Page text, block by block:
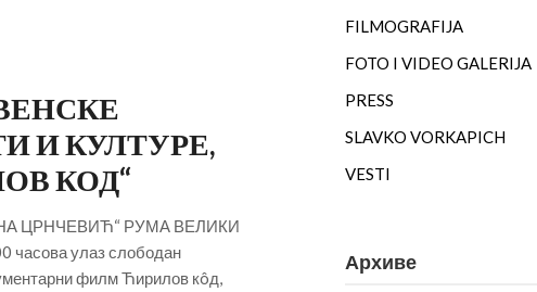
И КУЛТУРЕ,
КОД“
ЦРНЧЕВИЋ“ РУМА ВЕЛИКИ
часова улаз слободан
филм Ћирилов кôд,
FILMOGRAFIJA
FOTO I VIDEO GALERIJA
PRESS
SLAVKO VORKAPICH
VESTI
Архиве